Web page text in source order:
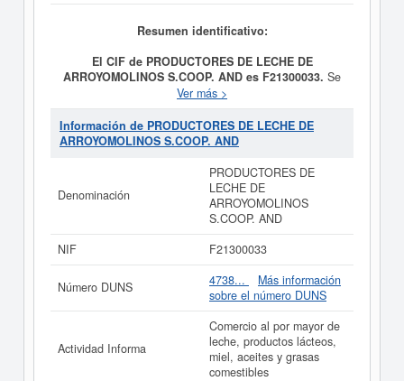
Resumen identificativo:
El CIF de PRODUCTORES DE LECHE DE
ARROYOMOLINOS S.COOP. AND es F21300033. Se
clasifica dentro de la categoría del CNAE 4633 -
Comercio al por mayor de productos lácteos, huevos,
aceites y grasas comestibles.PRODUCTORES DE
LECHE DE ARROYOMOLINOS S.COOP. AND
actividad de Productos lácteos, excepto secos o
enlatados. La última consulta de la ficha ha sido el
25/06/2026. La ficha se ha consultado hasta 13 veces.
Para documentarse que tipo de subvenciones puede
aquí.
Si está interesado en conocer más datos de la empresa
PRODUCTORES DE LECHE DE ARROYOMOLINOS
acceder inmediatamente a este
de PRODUCTORES DE LECHE DE
ARROYOMOLINOS S.COOP. AND y consultar los
resultados de sus años de actividad, así como los
balances y cuentas de resultados disponibles.
Ver más >
Información de PRODUCTORES DE LECHE DE
ARROYOMOLINOS S.COOP. AND
Denominación
PRODUCTORES DE
LECHE DE
ARROYOMOLINOS
S.COOP. AND
NIF
F21300033
Número DUNS 4738...
Más información
sobre el número DUNS
Actividad Informa
Comercio al por mayor de
leche, productos lácteos,
miel, aceites y grasas
comestibles